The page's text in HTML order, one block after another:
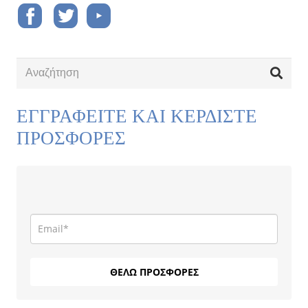
ΕΓΓΡΑΦΕΙΤΕ ΚΑΙ ΚΕΡΔΙΣΤΕ
ΠΡΟΣΦΟΡΕΣ
ΘΕΛΩ ΠΡΟΣΦΟΡΕΣ